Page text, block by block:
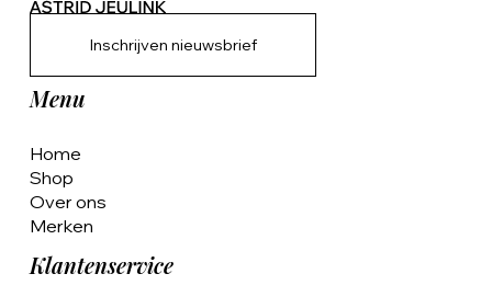
Inschrijven nieuwsbrief
Menu
Home
Shop
Over ons
Merken
Klantenservice